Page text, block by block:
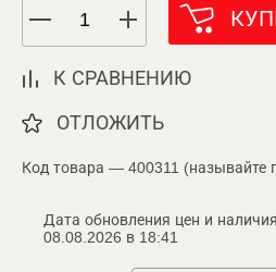
К СРАВНЕНИЮ
ОТЛОЖИТЬ
Код товара — 400311 (называйте
Дата обновления цен и
08.08.2026 в 18:41